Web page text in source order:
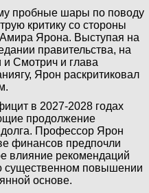
пробные шары по поводу
критику со стороны
Ярона. Выступая на
правительства, на
и Смотрич и глава
Ярон раскритиковал
в 2027-2028 годах
продолжение
долга. Профессор Ярон
финансов предпочли
влияние рекомендаций
существенном повышении
основе.